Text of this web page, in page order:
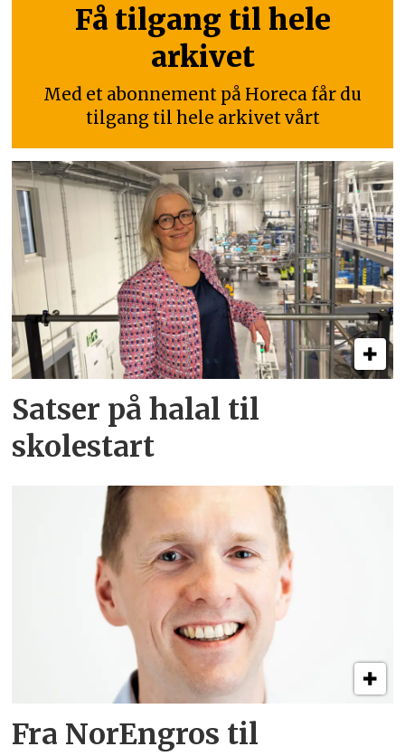
Få tilgang til hele
arkivet
Med et abonnement på Horeca får du
tilgang til hele arkivet vårt
Satser på halal til
skolestart
Fra NorEngros til